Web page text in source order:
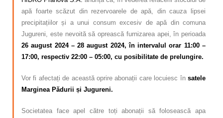
apă foarte scăzut din rezervoarele de apă, din cauza lipsei
precipitațiilor și a unui consum excesiv de apă din comuna
Jugureni, este nevoită să oprească furnizarea apei, în perioada
26 august 2024 – 28 august 2024, în intervalul orar 11:00 –
17:00, respectiv 22:00 – 05:00, cu posibilitate de prelungire.
Vor fi afectați de această oprire abonații care locuiesc însatele
Marginea Pădurii și Jugureni.
Societatea face apel către toți abonații să folosească apa